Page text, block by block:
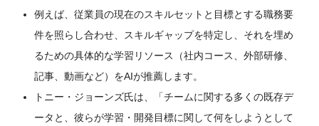
例えば、従業員の現在のスキルセットと目標とする職務要
件を照らし合わせ、スキルギャップを特定し、それを埋め
るための具体的な学習リソース（社内コース、外部研修、
記事、動画など）をAIが推薦します。
トニー・ジョーンズ氏は、「チームに関する多くの既存デ
ータと、彼らが学習・開発目標に関して何をしようとして